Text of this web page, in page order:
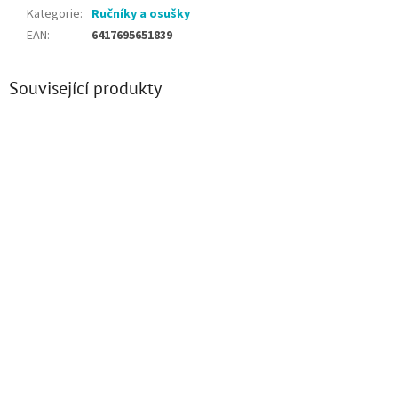
Kategorie: Ručníky a osušky
EAN: 6417695651839
Související produkty